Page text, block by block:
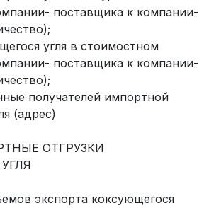
поставщика к компании-
угля в стоимостном
поставщика к компании-
получателей импортной
(адрес)
ОТГРУЗКИ
экспорта коксующегося